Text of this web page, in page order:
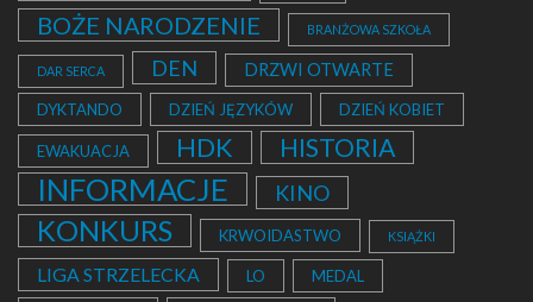
BOŻE NARODZENIE BRANŻOWA SZKOŁA
DAR SERCA DEN DRZWI OTWARTE
DYKTANDO DZIEŃ JĘZYKÓW DZIEŃ KOBIET
EWAKUACJA HDK HISTORIA
INFORMACJE KINO
KONKURS KRWOIDASTWO KSIĄŻKI
LIGA STRZELECKA LO MEDAL